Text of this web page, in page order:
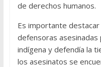
de derechos humanos.
Es importante
defensoras asesinadas
indígena y defendía la
los asesinatos se